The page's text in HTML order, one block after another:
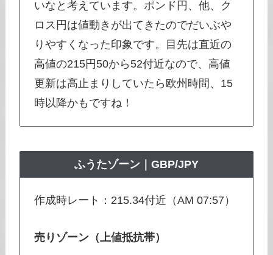
いなと考えています。ポンド円、他、ク
ロス円は値動きが出てきたのでだいぶや
りやすくなった印象です。目先は直近の
高値の215円50から52付近なので、高値
更新は高止まりしていたら欧州時間、15
時以降かもですね！
ふうたゾーン｜GBP/JPY
作成時レート：215.34付近（AM 07:57）
売りゾーン（上値抵抗帯）